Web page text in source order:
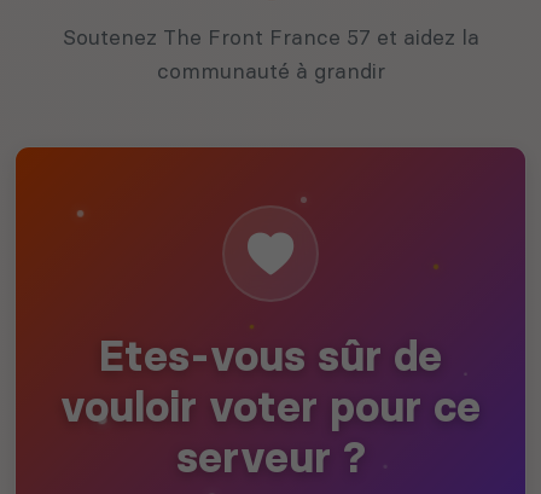
Soutenez The Front France 57 et aidez la
communauté à grandir
Etes-vous sûr de
vouloir voter pour ce
serveur ?